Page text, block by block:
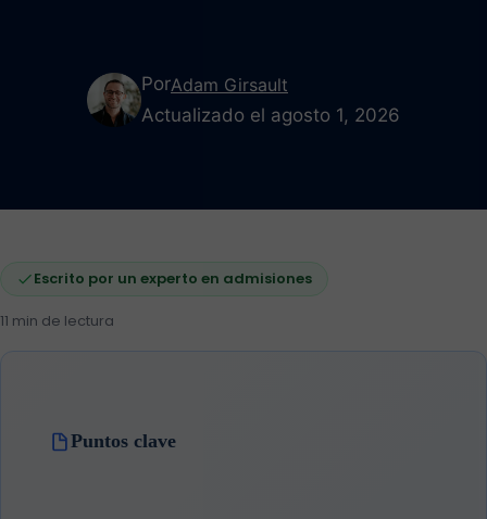
PorAdam Girsault
Actualizado el agosto 1, 2026
Escrito por un experto en admisiones
11 min de lectura
Puntos clave